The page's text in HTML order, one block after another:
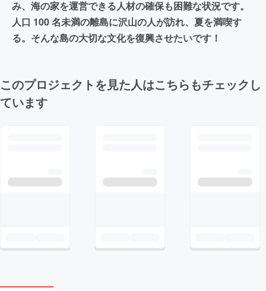
み、海の家を運営できる人材の確保も困難な状況です。
人口 100 名未満の離島に沢山の人が訪れ、夏を満喫す
る。そんな島の大切な文化を復興させたいです！
このプロジェクトを見た人はこちらもチェックし
ています